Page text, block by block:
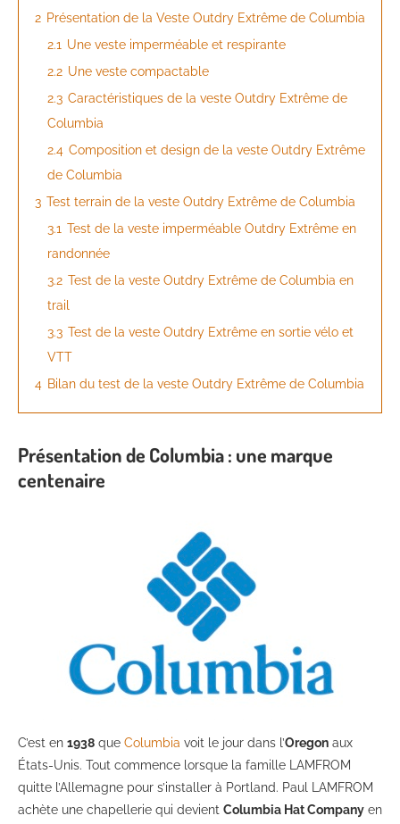
2 Présentation de la Veste Outdry Extrême de Columbia
2.1 Une veste imperméable et respirante
2.2 Une veste compactable
2.3 Caractéristiques de la veste Outdry Extrême de
Columbia
2.4 Composition et design de la veste Outdry Extrême
de Columbia
3 Test terrain de la veste Outdry Extrême de Columbia
3.1 Test de la veste imperméable Outdry Extrême en
randonnée
3.2 Test de la veste Outdry Extrême de Columbia en
trail
3.3 Test de la veste Outdry Extrême en sortie vélo et
VTT
4 Bilan du test de la veste Outdry Extrême de Columbia
Présentation de Columbia : une marque
centenaire
C’est en 1938 que Columbia voit le jour dans l’Oregon aux
États-Unis. Tout commence lorsque la famille LAMFROM
quitte l’Allemagne pour s’installer à Portland. Paul LAMFROM
achète une chapellerie qui devient Columbia Hat Company en